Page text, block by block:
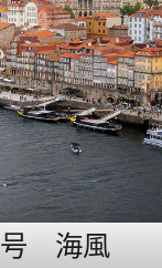
号 海風